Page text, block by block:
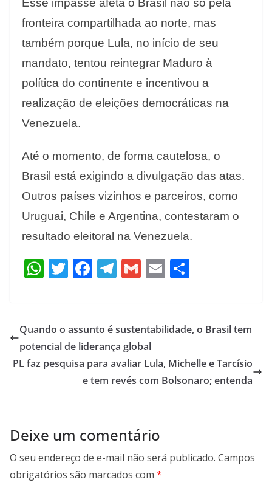
Esse impasse afeta o Brasil não só pela
fronteira compartilhada ao norte, mas
também porque Lula, no início de seu
mandato, tentou reintegrar Maduro à
política do continente e incentivou a
realização de eleições democráticas na
Venezuela.
Até o momento, de forma cautelosa, o
Brasil está exigindo a divulgação das atas.
Outros países vizinhos e parceiros, como
Uruguai, Chile e Argentina, contestaram o
resultado eleitoral na Venezuela.
W
s
A
p
T
er
F
b
o
o
k
T
gr
a
m
G
l
E
l e
Quando o assunto é sustentabilidade, o Brasil tem
potencial de liderança global
PL faz pesquisa para avaliar Lula, Michelle e Tarcísio
e tem revés com Bolsonaro; entenda
Deixe um comentário
O seu endereço de e-mail não será publicado. Campos
obrigatórios são marcados com *